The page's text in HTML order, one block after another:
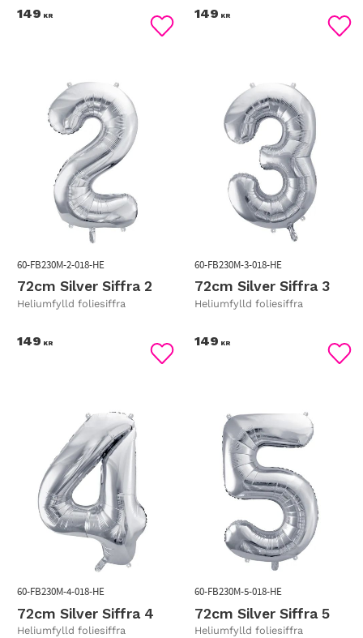
149 KR
Lägg till i favoriter
149 KR
72cm Silver Siffra 2
Heliumfylld foliesiffra
60-FB230M-2-018-HE
149 KR
Lägg till i favoriter
72cm Silver Siffra 3
Heliumfylld foliesiffra
60-FB230M-3-018-HE
149 KR
72cm Silver Siffra 4
Heliumfylld foliesiffra
60-FB230M-4-018-HE
72cm Silver Siffra 5
Heliumfylld foliesiffra
60-FB230M-5-018-HE